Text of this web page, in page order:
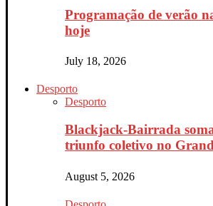
Programação de verão
hoje
July 18, 2026
Desporto
Desporto
Blackjack-Bairrada
triunfo coletivo no
August 5, 2026